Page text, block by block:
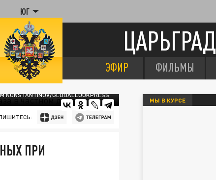
ЮГ
ЦАРЬГРАД
ЭФИР ФИЛЬМЫ
KONSTANTINOV/GLOBALLOOKPRESS
ПРИ
МЫ В КУРСЕ